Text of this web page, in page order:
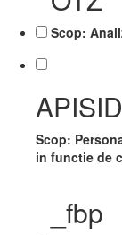
Scop:
APISID
Scop:
in functie de
_fbp